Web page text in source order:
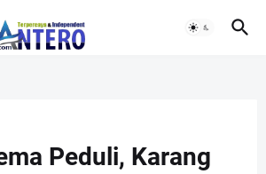
Peduli, Karang